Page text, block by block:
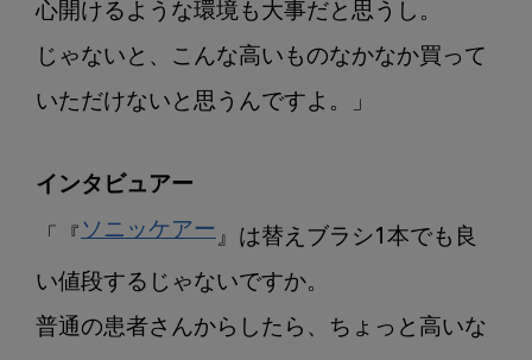
心開けるような環境も大事だと思うし。
じゃないと、こんな高いものなかなか買って
いただけないと思うんですよ。」
インタビュアー
「『 ソニッケアー』は替えブラシ1本でも良
い値段するじゃないですか。
普通の患者さんからしたら、ちょっと高いな